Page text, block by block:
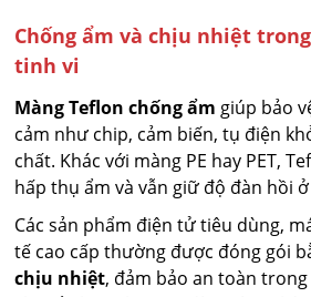
Chống ẩm và chịu nhiệt
tinh vi
Màng Teflon chống ẩm giúp bảo
cảm như chip, cảm biến, tụ điện
chất. Khác với màng PE hay PET,
hấp thụ ẩm và vẫn giữ độ đàn hồi
Các sản phẩm điện tử tiêu dùng,
tế cao cấp thường được đóng gói
chịu nhiệt, đảm bảo an toàn